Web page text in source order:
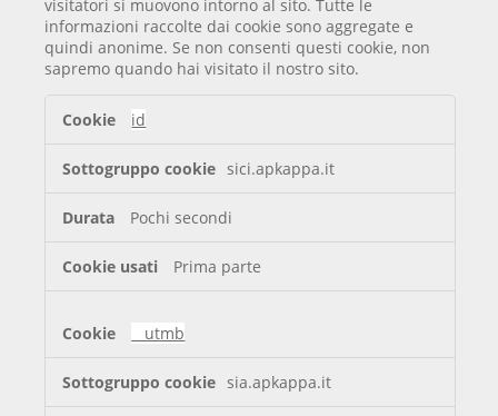
visitatori si muovono intorno al sito. Tutte le
informazioni raccolte dai cookie sono aggregate e
quindi anonime. Se non consenti questi cookie, non
sapremo quando hai visitato il nostro sito.
id
sici.apkappa.it
Pochi secondi
Prima parte
__utmb
sia.apkappa.it